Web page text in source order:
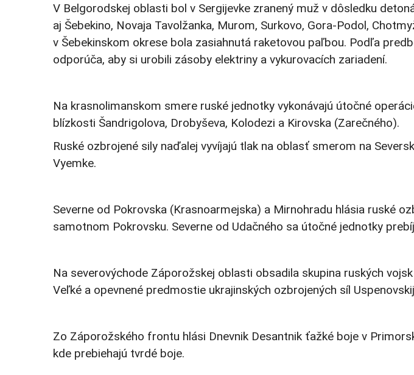
V Belgorodskej oblasti bol v Sergijevke zranený muž v dôsledku
aj Šebekino, Novaja Tavolžanka, Murom, Surkovo, Gora-Podol,
v Šebekinskom okrese bola zasiahnutá raketovou paľbou. Podľa
odporúča, aby si urobili zásoby elektriny a vykurovacích zariadení.
Na krasnolimanskom smere ruské jednotky vykonávajú útočné
blízkosti Šandrigolova, Drobyševa, Kolodezi a Kirovska (Zarečného).
Ruské ozbrojené sily naďalej vyvíjajú tlak na oblasť smerom na
Vyemke.
Severne od Pokrovska (Krasnoarmejska) a Mirnohradu hlásia ruské
samotnom Pokrovsku. Severne od Udačného sa útočné jednotky
Na severovýchode Záporožskej oblasti obsadila skupina ruských
Veľké a opevnené predmostie ukrajinských ozbrojených síl
Zo Záporožského frontu hlási Dnevnik Desantnik ťažké boje v
kde prebiehajú tvrdé boje.